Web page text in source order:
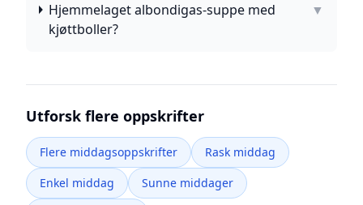
Hjemmelaget albondigas-suppe med
kjøttboller?
▼
Utforsk flere oppskrifter
Flere middagsoppskrifter
Rask middag
Enkel middag
Sunne middager